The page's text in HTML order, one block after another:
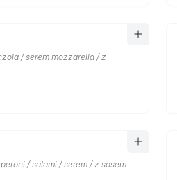
/ serem mozzarella / z
/ salami / serem / z sosem